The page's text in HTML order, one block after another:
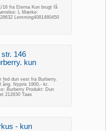
fra Eterna Kun brugt få
L Mærke:
Lemming4081480450
146
kun
fed dun vest fra Burberry.
årig. Nypris 1900,- kr.
Burberry Produkt: Dun
212630 Taas
- kun